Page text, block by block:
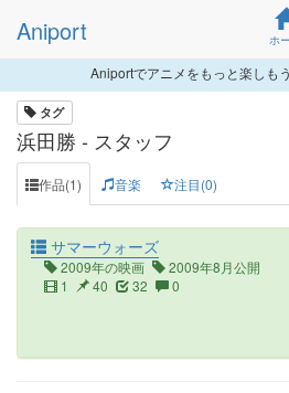
Aniport ホ
Aniportでアニメをもっと楽しもう
タグ
浜田勝 - スタッフ
作品(1) 音楽 注目(0)
サマーウォーズ
2009年の映画
2009年8月公開
1
40 32 0